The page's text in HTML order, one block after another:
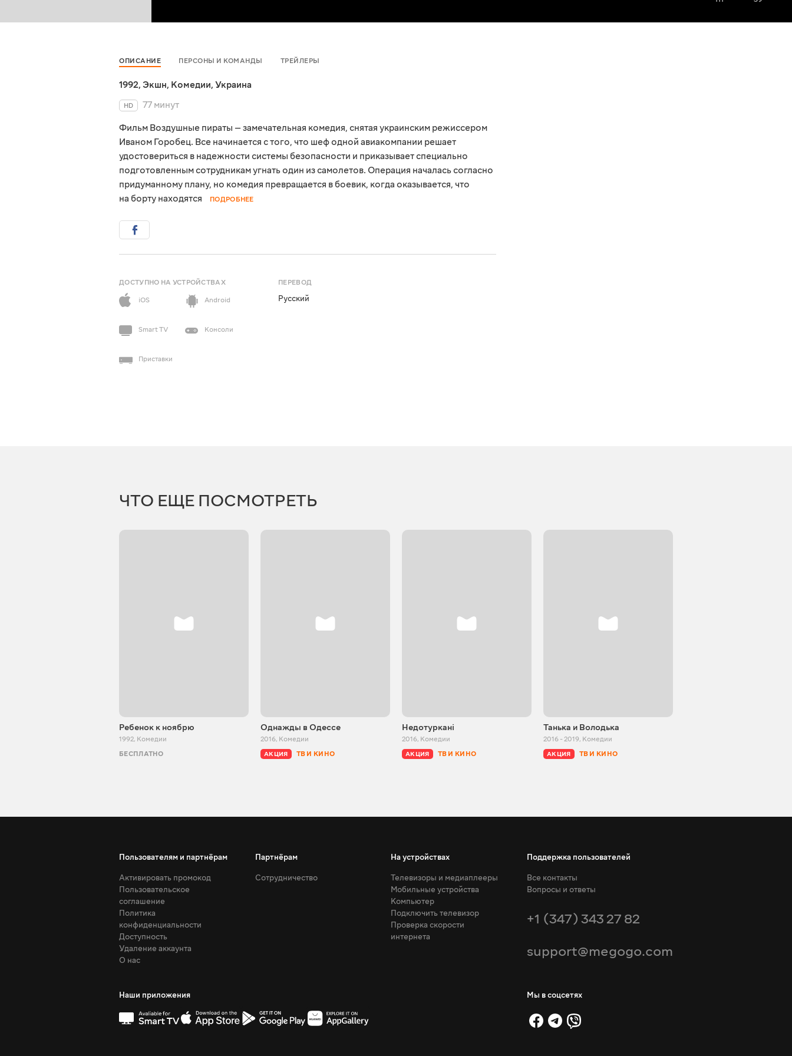
ОПИСАНИЕ ПЕРСОНЫ И КОМАНДЫ ТРЕЙЛЕРЫ
1992, Экшн, Комедии, Украина
HD
77 минут
Фильм Воздушные пираты — замечательная комедия, снятая украинским режиссером
Иваном Горобец. Все начинается с того, что шеф одной авиакомпании решает
удостовериться в надежности системы безопасности и приказывает специально
подготовленным сотрудникам угнать один из самолетов. Операция началась согласно
придуманному плану, но комедия превращается в боевик, когда оказывается, что
на борту находятся
ПОДРОБНЕЕ
ДОСТУПНО НА УСТРОЙСТВАХ
iOS
Android
Smart TV Консоли
Приставки
ПЕРЕВОД
Русский
ЧТО ЕЩЕ ПОСМОТРЕТЬ
Ребенок к ноябрю
1992, Комедии
БЕСПЛАТНО
Однажды в Одессе
2016, Комедии
АКЦИЯ ТВ И КИНО
Недотуркані
2016, Комедии
АКЦИЯ ТВ И КИНО
Танька и Володька
2016 - 2019, Комедии
АКЦИЯ ТВ И КИНО
Пользователям и партнёрам
Активировать промокод
Пользовательское
соглашение
Политика
конфиденциальности
Доступность
Удаление аккаунта
О нас
Партнёрам
Сотрудничество
На устройствах
Телевизоры и медиаплееры
Мобильные устройства
Компьютер
Подключить телевизор
Проверка скорости
интернета
Поддержка пользователей
Все контакты
Вопросы и ответы
+1 (347) 343 27 82
support@megogo.com
Наши приложения Мы в соцсетях